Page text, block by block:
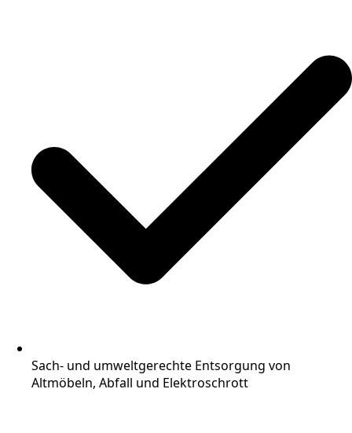
Sach- und umweltgerechte Entsorgung von
Altmöbeln, Abfall und Elektroschrott